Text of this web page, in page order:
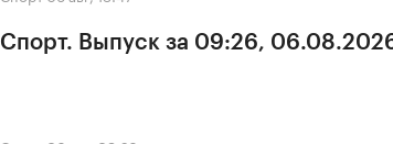
Спорт. Выпуск за 09:26,